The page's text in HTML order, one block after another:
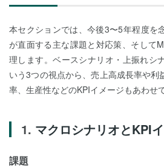
本セクションでは、今後3〜5年程度を
が直面する主な課題と対応策、そして
理します。ベースシナリオ・上振れシ
いう3つの視点から、売上高成長率や利
率、生産性などのKPIイメージもあわせ
マクロシナリオとKPI
課題